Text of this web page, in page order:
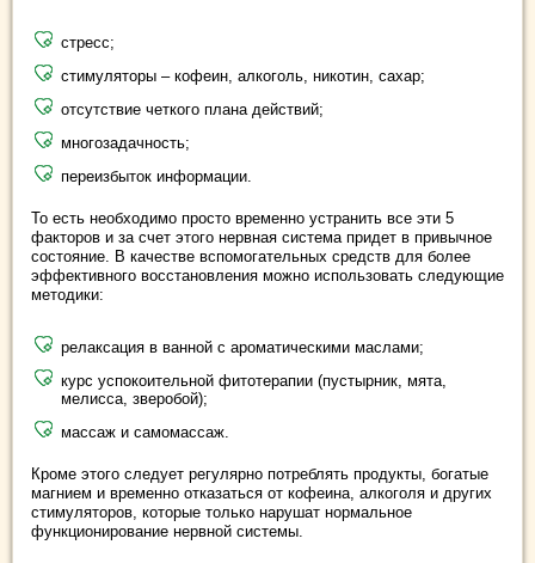
стресс;
стимуляторы – кофеин, алкоголь, никотин, сахар;
отсутствие четкого плана действий;
многозадачность;
переизбыток информации.
То есть необходимо просто временно устранить все эти 5
факторов и за счет этого нервная система придет в привычное
состояние. В качестве вспомогательных средств для более
эффективного восстановления можно использовать следующие
методики:
релаксация в ванной с ароматическими маслами;
курс успокоительной фитотерапии (пустырник, мята,
мелисса, зверобой);
массаж и самомассаж.
Кроме этого следует регулярно потреблять продукты, богатые
магнием и временно отказаться от кофеина, алкоголя и других
стимуляторов, которые только нарушат нормальное
функционирование нервной системы.